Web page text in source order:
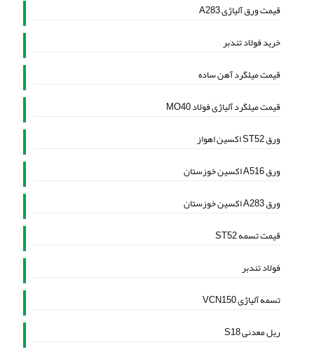
قیمت ورق آلیاژی A283
خرید فولاد تندبر
قیمت میلگرد آهن ساده
قیمت میلگرد آلیاژی فولاد MO40
ورق ST52 اکسین اهواز
ورق A516 اکسین خوزستان
ورق A283 اکسین خوزستان
قیمت تسمه ST52
فولاد تندبر
تسمه آلیاژی VCN150
ریل معدنی S18